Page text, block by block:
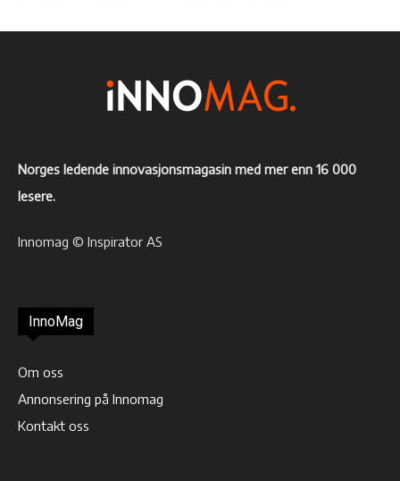
Norges ledende innovasjonsmagasin med mer enn 16 000
lesere.
Innomag © Inspirator AS
InnoMag
Om oss
Annonsering på Innomag
Kontakt oss